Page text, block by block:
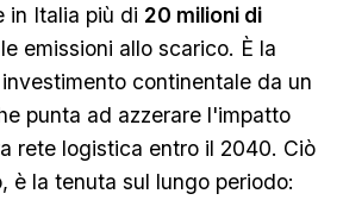
in Italia più di 20 milioni di
emissioni allo scarico. È la
continentale da un
punta ad azzerare l'impatto
rete logistica entro il 2040. Ciò
è la tenuta sul lungo periodo: